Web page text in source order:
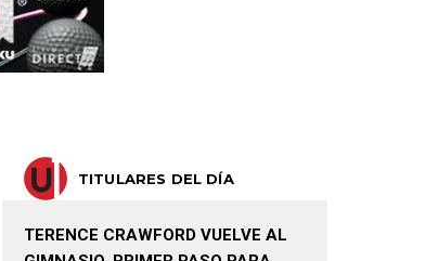
TITULARES DEL DÍA
TERENCE CRAWFORD VUELVE AL